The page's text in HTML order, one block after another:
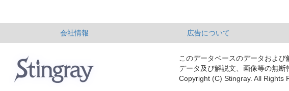
会社情報 広告について
このデータベースのデータおよ
データ及び解説文、画像等の無断
Copyright (C) Stingray. All Rights